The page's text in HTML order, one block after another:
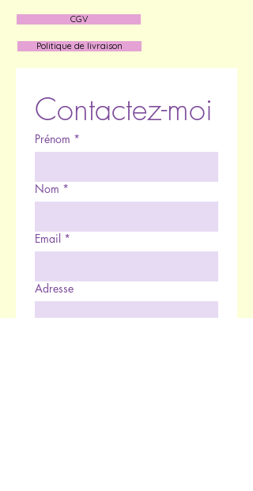
CGV
Politique de livraison
Contactez-moi
Prénom *
Nom *
Email *
Adresse